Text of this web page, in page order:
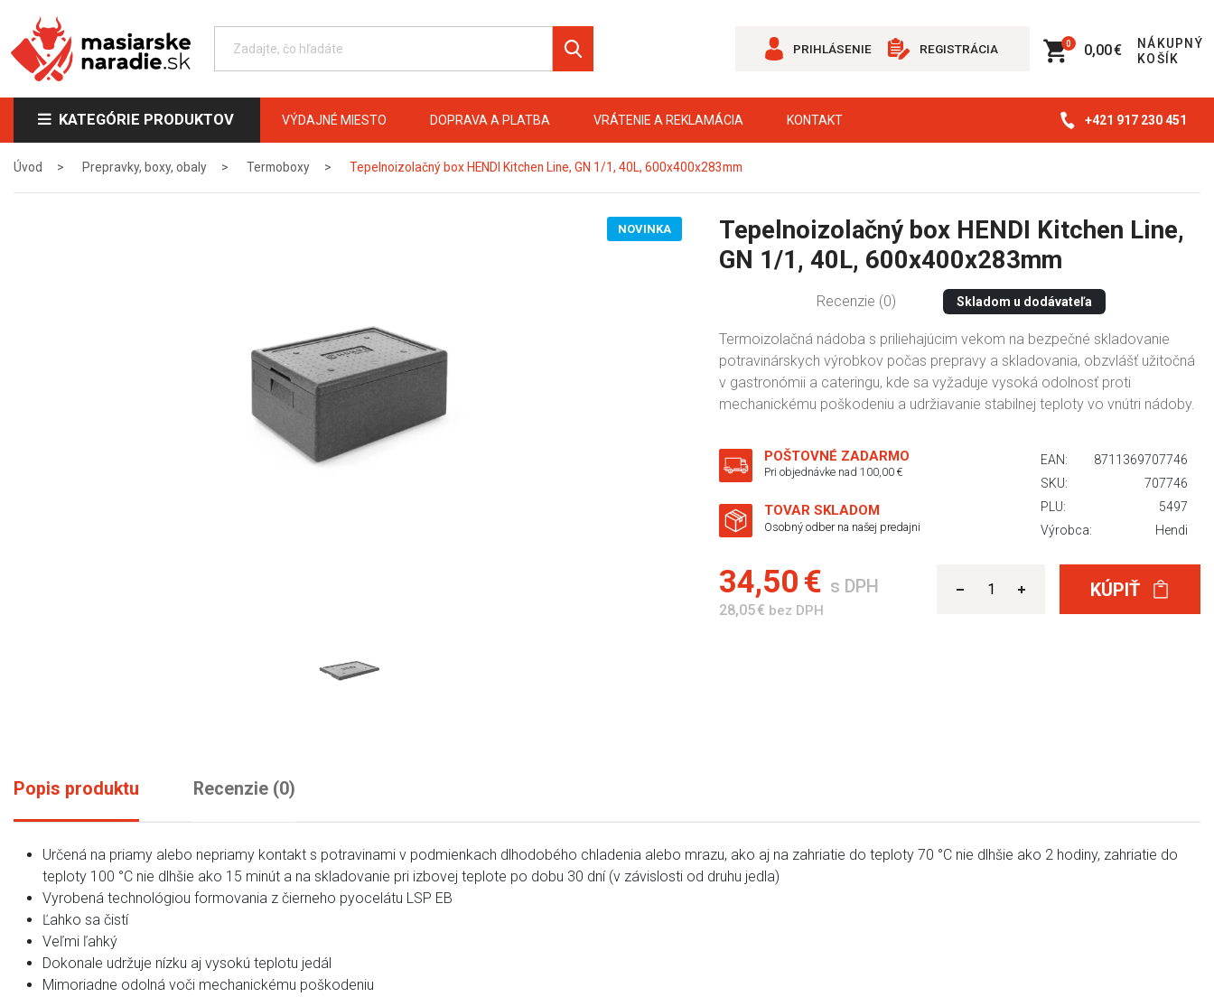
PRIHLÁSENIE REGISTRÁCIA 0,00 €
NÁKUPNÝ
KOŠÍK
0
KATEGÓRIE PRODUKTOV VÝDAJNÉ MIESTO DOPRAVA A PLATBA VRÁTENIE A REKLAMÁCIA KONTAKT +421 917 230 451
Úvod Prepravky, boxy, obaly Termoboxy Tepelnoizolačný box HENDI Kitchen Line, GN 1/1, 40L, 600x400x283mm
Tepelnoizolačný box HENDI Kitchen Line,
GN 1/1, 40L, 600x400x283mm
Recenzie (0) Skladom u dodávateľa
Termoizolačná nádoba s priliehajúcim vekom na bezpečné skladovanie
potravinárskych výrobkov počas prepravy a skladovania, obzvlášť užitočná
v gastronómii a cateringu, kde sa vyžaduje vysoká odolnosť proti
mechanickému poškodeniu a udržiavanie stabilnej teploty vo vnútri nádoby.
POŠTOVNÉ ZADARMO
Pri objednávke nad 100,00 €
TOVAR SKLADOM
Osobný odber na našej predajni
EAN:
8711369707746
SKU:
707746
PLU:
5497
Výrobca:
Hendi
34,50 € s DPH
28,05 € bez DPH
KÚPIŤ
NOVINKA
Popis produktu Recenzie (0)
Určená na priamy alebo nepriamy kontakt s potravinami v podmienkach dlhodobého chladenia alebo mrazu, ako aj na zahriatie do teploty 70 °C nie dlhšie ako 2 hodiny, zahriatie do
teploty 100 °C nie dlhšie ako 15 minút a na skladovanie pri izbovej teplote po dobu 30 dní (v závislosti od druhu jedla)
Vyrobená technológiou formovania z čierneho pyocelátu LSP EB
Ľahko sa čistí
Veľmi ľahký
Dokonale udržuje nízku aj vysokú teplotu jedál
Mimoriadne odolná voči mechanickému poškodeniu